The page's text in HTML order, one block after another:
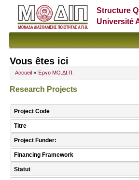
Structure
Université
Vous êtes ici
Accueil » Έργο ΜΟ.ΔΙ.Π.
Research Projects
Project Code
Titre
Project Funder:
Financing Framework
Statut